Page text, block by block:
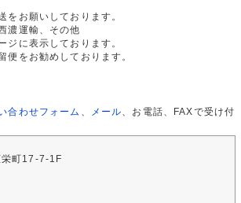
をお願いしております。
濃運輸、その他
ジに表示しております。
便をお勧めしております。
合わせフォーム メール 、お電話、FAXで受け付
町17-7-1F